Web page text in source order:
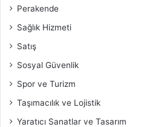
Perakende
Sağlık Hizmeti
Satış
Sosyal Güvenlik
Spor ve Turizm
Taşımacılık ve Lojistik
Yaratıcı Sanatlar ve Tasarım